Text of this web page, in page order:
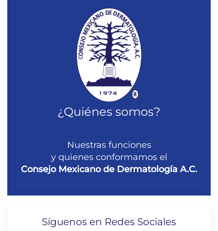
¿Quiénes somos?
Nuestras funciones
y quienes conformamos el
Consejo Mexicano de Dermatología A.C.
Síguenos en Redes Sociales